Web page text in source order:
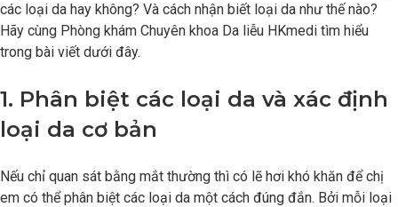
các loại da hay không? Và cách nhận biết loại da như thế nào?
Hãy cùng Phòng khám Chuyên khoa Da liễu HKmedi tìm hiểu
trong bài viết dưới đây.
1. Phân biệt các loại da và xác định
loại da cơ bản
Nếu chỉ quan sát bằng mắt thường thì có lẽ hơi khó khăn để chị
em có thể phân biệt các loại da một cách đúng đắn. Bởi mỗi loại